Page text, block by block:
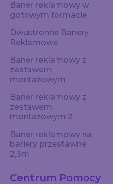
Baner reklamowy w
gotowym formacie
Dwustronne Banery
Reklamowe
Baner reklamowy z
zestawem
montażowym
Baner reklamowy z
zestawem
montażowym 2
Baner reklamowy na
bariery przestawne
2,3m
Centrum Pomocy